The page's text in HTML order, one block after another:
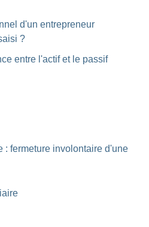
d'un entrepreneur
?
entre l'actif et le passif
: fermeture involontaire d'une